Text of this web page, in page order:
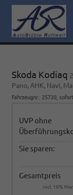
Skoda Kodiaq
Pano, AHK, Navi,
Fahrzeugnr. : 25720
UVP ohne
Sie sparen:
Gesamtpreis
incl. 19%